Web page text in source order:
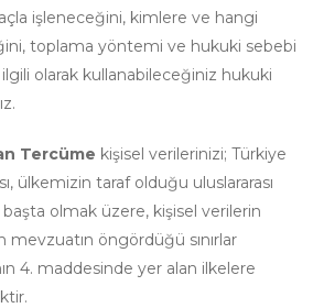
işleneceğini, kimlere ve hangi
toplama yöntemi ve hukuki sebebi
olarak kullanabileceğiniz hukuki
Tercüme kişisel verilerinizi; Türkiye
ülkemizin taraf olduğu uluslararası
başta olmak üzere, kişisel verilerin
mevzuatın öngördüğü sınırlar
4. maddesinde yer alan ilkelere